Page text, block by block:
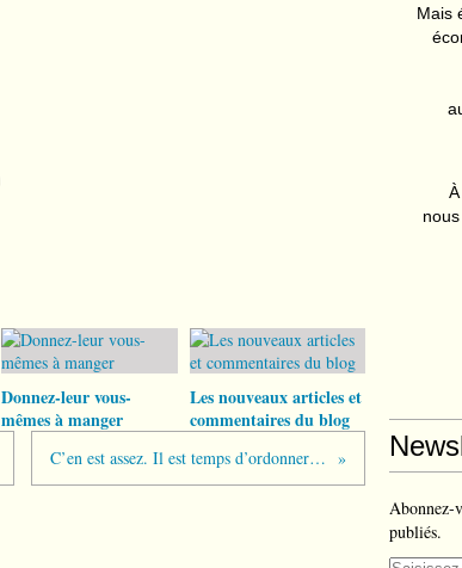
Donnez-leur vous-
mêmes à manger
Les nouveaux articles et
commentaires du blog
C’en est assez. Il est temps d’ordonner des femmes au diaconat
Mais
Abonnez-
publiés.